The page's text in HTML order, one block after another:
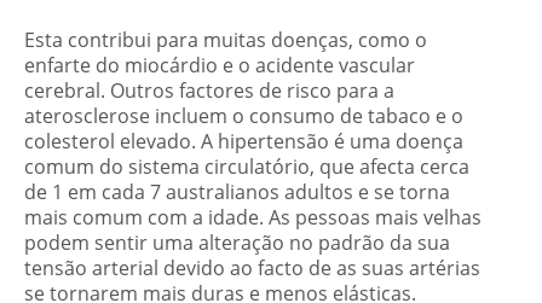
Esta contribui para muitas doenças, como o
enfarte do miocárdio e o acidente vascular
cerebral. Outros factores de risco para a
aterosclerose incluem o consumo de tabaco e o
colesterol elevado. A hipertensão é uma doença
comum do sistema circulatório, que afecta cerca
de 1 em cada 7 australianos adultos e se torna
mais comum com a idade. As pessoas mais velhas
podem sentir uma alteração no padrão da sua
tensão arterial devido ao facto de as suas artérias
se tornarem mais duras e menos elásticas.